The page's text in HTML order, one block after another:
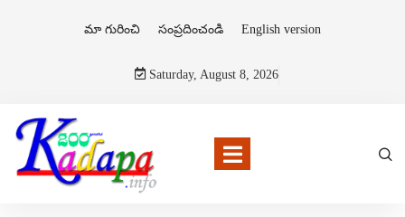
మా గురించి సంప్రదించండి English version
Saturday, August 8, 2026